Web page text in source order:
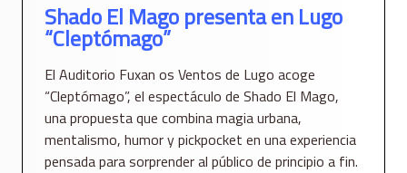
Shado El Mago presenta en Lugo
“Cleptómago”
El Auditorio Fuxan os Ventos de Lugo acoge
“Cleptómago”, el espectáculo de Shado El Mago,
una propuesta que combina magia urbana,
mentalismo, humor y pickpocket en una experiencia
pensada para sorprender al público de principio a fin.